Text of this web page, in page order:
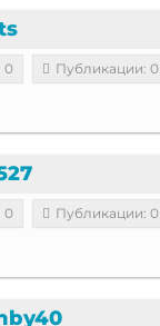
0 Публикации: 0
0 Публикации: 0